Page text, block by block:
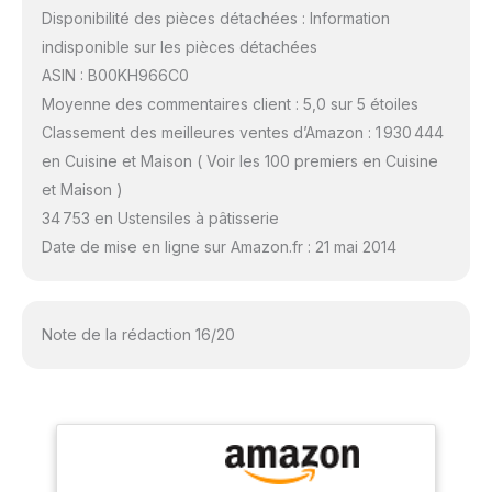
Disponibilité des pièces détachées : Information
indisponible sur les pièces détachées
ASIN : B00KH966C0
Moyenne des commentaires client : 5,0 sur 5 étoiles
Classement des meilleures ventes d’Amazon : 1 930 444
en Cuisine et Maison ( Voir les 100 premiers en Cuisine
et Maison )
34 753 en Ustensiles à pâtisserie
Date de mise en ligne sur Amazon.fr : 21 mai 2014
Note de la rédaction 16/20